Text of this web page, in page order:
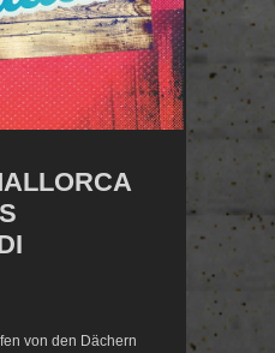
von den Dächern